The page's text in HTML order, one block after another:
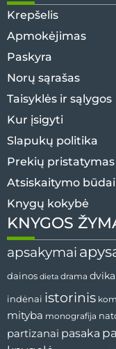
Krepšelis
Apmokėjimas
Paskyra
Norų sąrašas
Taisyklės ir sąlygos
Kur įsigyti
Slapukų politika
Prekių pristatymas
Atsiskaitymo būdai
Knygų kokybė
KNYGOS
apsakymai
dainos dieta drama
indėnai istorinis
mityba monografija
partizanai pasaka